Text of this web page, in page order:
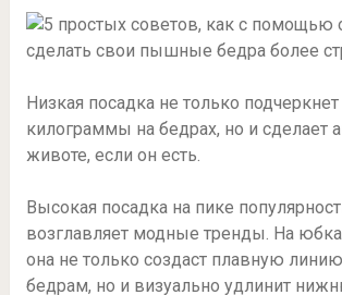
Низкая посадка не только
килограммы на бедрах, но и сделает
животе, если он есть.
Высокая посадка на пике
возглавляет модные тренды. На
она не только создаст плавную
бедрам, но и визуально удлинит